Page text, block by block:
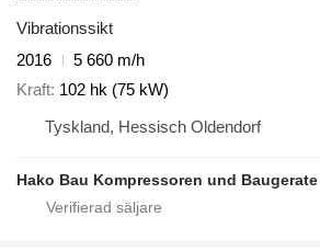
Vibrationssikt
2016
5 660 m/h
Kraft 102 hk (75 kW)
Tyskland, Hessisch Oldendorf
Hako Bau Kompressoren und Baugerate